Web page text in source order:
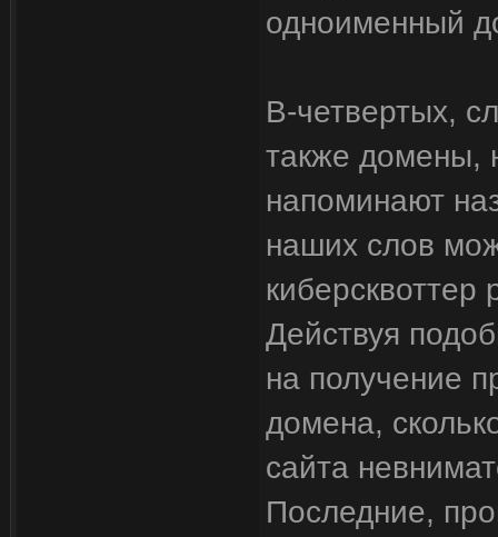
одноименный
В-четвертых,
также домены,
напоминают
наших слов
Действуя
на получение
домена,
сайта
Последние,